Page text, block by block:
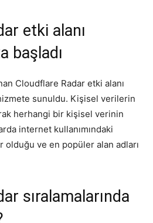
etki alanı
başladı
Cloudflare Radar etki alanı
sunuldu. Kişisel verilerin
herhangi bir kişisel verinin
internet kullanımındaki
ve en popüler alan adları
sıralamalarında